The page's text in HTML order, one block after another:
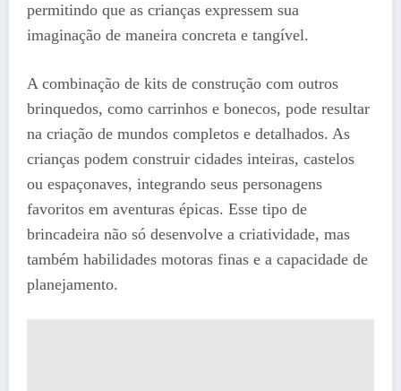
permitindo que as crianças expressem sua
imaginação de maneira concreta e tangível.
A combinação de kits de construção com outros
brinquedos, como carrinhos e bonecos, pode resultar
na criação de mundos completos e detalhados. As
crianças podem construir cidades inteiras, castelos
ou espaçonaves, integrando seus personagens
favoritos em aventuras épicas. Esse tipo de
brincadeira não só desenvolve a criatividade, mas
também habilidades motoras finas e a capacidade de
planejamento.